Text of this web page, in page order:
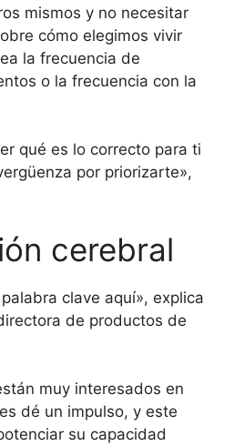
mismos y no necesitar
cómo elegimos vivir
la frecuencia de
o la frecuencia con la
qué es lo correcto para ti
por priorizarte»,
cerebral
clave aquí», explica
de productos de
muy interesados ​​en
dé un impulso, y este
su capacidad